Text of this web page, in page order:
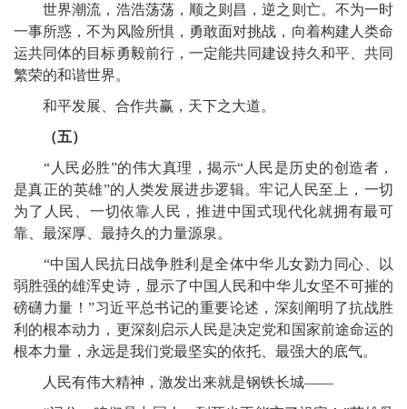
世界潮流，浩浩荡荡，顺之则昌，逆之则亡。不为一时
一事所惑，不为风险所惧，勇敢面对挑战，向着构建人类命
运共同体的目标勇毅前行，一定能共同建设持久和平、共同
繁荣的和谐世界。
和平发展、合作共赢，天下之大道。
（五）
“人民必胜”的伟大真理，揭示“人民是历史的创造者，
是真正的英雄”的人类发展进步逻辑。牢记人民至上，一切
为了人民、一切依靠人民，推进中国式现代化就拥有最可
靠、最深厚、最持久的力量源泉。
“中国人民抗日战争胜利是全体中华儿女勠力同心、以
弱胜强的雄浑史诗，显示了中国人民和中华儿女坚不可摧的
磅礴力量！”习近平总书记的重要论述，深刻阐明了抗战胜
利的根本动力，更深刻启示人民是决定党和国家前途命运的
根本力量，永远是我们党最坚实的依托、最强大的底气。
人民有伟大精神，激发出来就是钢铁长城——